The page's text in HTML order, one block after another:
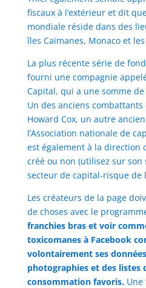
fiscaux à l’extérieur et dit
mondiale réside dans des
îles Caïmanes, Monaco et
La plus récente série de
fourni une compagnie
Capital, qui a une somme
Un des anciens combattants
Howard Cox, un autre
l’Association nationale de
est également à la direction
créé ou non (utilisez sur son
secteur de capital-risque de
Les créateurs de la page
de choses avec le
franchies bras et voir
toxicomanes à Facebook
volontairement ses
photographies et des listes
consommation favoris.Une